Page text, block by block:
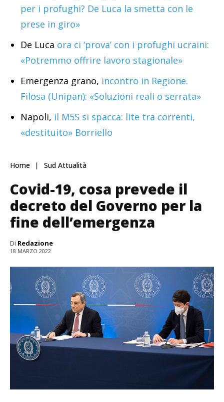
per i profughi? De Luca la smetta con le
prese in giro»
De Luca ora ci ‘prova’ con i profughi ucraini:
«Potremmo offrire lavoro stagionale»
Emergenza grano, incontro in Regione.
Filosa (Unipan): «Soluzioni reali o serrata»
Napoli, il M5S si spacca: lite tra correnti,
«destituito» Borriello
Home Sud Attualità
Covid-19, cosa prevede il
decreto del Governo per la
fine dell’emergenza
Di Redazione
18 MARZO 2022